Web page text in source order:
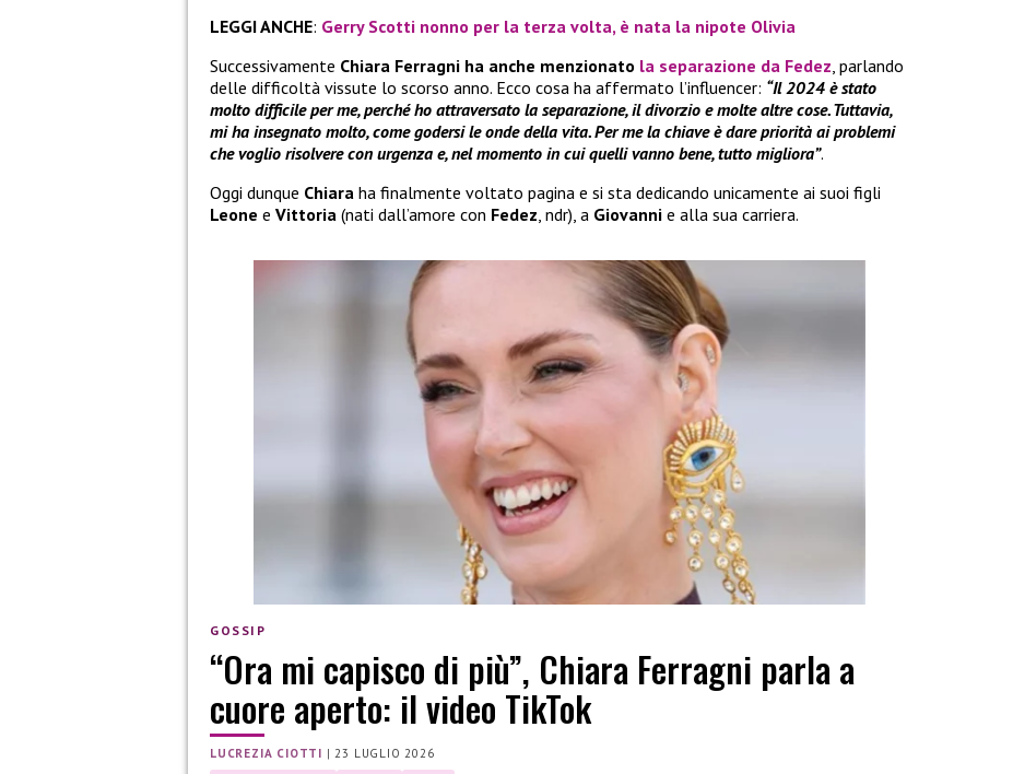
LEGGI ANCHE: Gerry Scotti nonno per la terza volta, è nata la nipote Olivia
Successivamente Chiara Ferragni ha anche menzionato la separazione da Fedez, parlando
delle difficoltà vissute lo scorso anno. Ecco cosa ha affermato l’influencer: “Il 2024 è stato
molto difficile per me, perché ho attraversato la separazione, il divorzio e molte altre cose. Tuttavia,
mi ha insegnato molto, come godersi le onde della vita. Per me la chiave è dare priorità ai problemi
che voglio risolvere con urgenza e, nel momento in cui quelli vanno bene, tutto migliora”.
Oggi dunque Chiara ha finalmente voltato pagina e si sta dedicando unicamente ai suoi figli
Leone e Vittoria (nati dall’amore con Fedez, ndr), a Giovanni e alla sua carriera.
GOSSIP
“Ora mi capisco di più”, Chiara Ferragni parla a
cuore aperto: il video TikTok
LUCREZIA CIOTTI |23 LUGLIO 2026